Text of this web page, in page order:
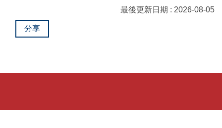
最後更新日期 : 2026-08-05
分享